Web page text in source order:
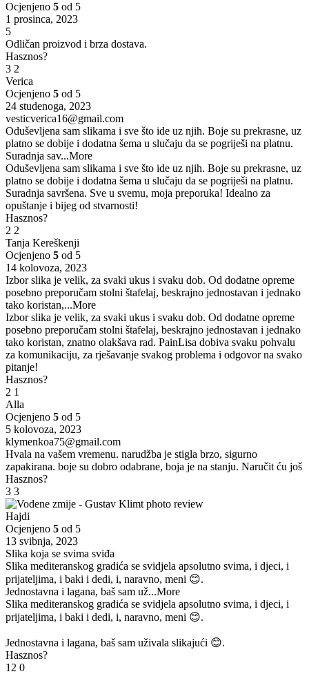
Ocjenjeno 5 od 5
1 prosinca, 2023
5
Odličan proizvod i brza dostava.
Hasznos?
3 2
Verica
Ocjenjeno 5 od 5
24 studenoga, 2023
vesticverica16@gmail.com
Oduševljena sam slikama i sve što ide uz njih. Boje su prekrasne, uz
platno se dobije i dodatna šema u slučaju da se pogriješi na platnu.
Suradnja sav...More
Oduševljena sam slikama i sve što ide uz njih. Boje su prekrasne, uz
platno se dobije i dodatna šema u slučaju da se pogriješi na platnu.
Suradnja savršena. Sve u svemu, moja preporuka! Idealno za
opuštanje i bijeg od stvarnosti!
Hasznos?
2 2
Tanja Kereškenji
Ocjenjeno 5 od 5
14 kolovoza, 2023
Izbor slika je velik, za svaki ukus i svaku dob. Od dodatne opreme
posebno preporučam stolni štafelaj, beskrajno jednostavan i jednako
tako koristan,...More
Izbor slika je velik, za svaki ukus i svaku dob. Od dodatne opreme
posebno preporučam stolni štafelaj, beskrajno jednostavan i jednako
tako koristan, znatno olakšava rad. PainLisa dobiva svaku pohvalu
za komunikaciju, za rješavanje svakog problema i odgovor na svako
pitanje!
Hasznos?
2 1
Alla
Ocjenjeno 5 od 5
5 kolovoza, 2023
klymenkoa75@gmail.com
Hvala na vašem vremenu. narudžba je stigla brzo, sigurno
zapakirana. boje su dobro odabrane, boja je na stanju. Naručit ću još
Hasznos?
3 3
Hajdi
Ocjenjeno 5 od 5
13 svibnja, 2023
Slika koja se svima sviđa
Slika mediteranskog gradića se svidjela apsolutno svima, i djeci, i
prijateljima, i baki i dedi, i, naravno, meni 😊.
Jednostavna i lagana, baš sam už...More
Slika mediteranskog gradića se svidjela apsolutno svima, i djeci, i
prijateljima, i baki i dedi, i, naravno, meni 😊.
Jednostavna i lagana, baš sam uživala slikajući 😊.
Hasznos?
12 0